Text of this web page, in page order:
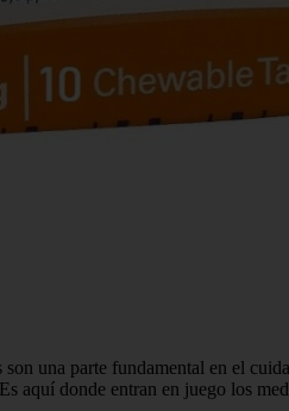
una parte fundamental en el
aquí donde entran en juego los